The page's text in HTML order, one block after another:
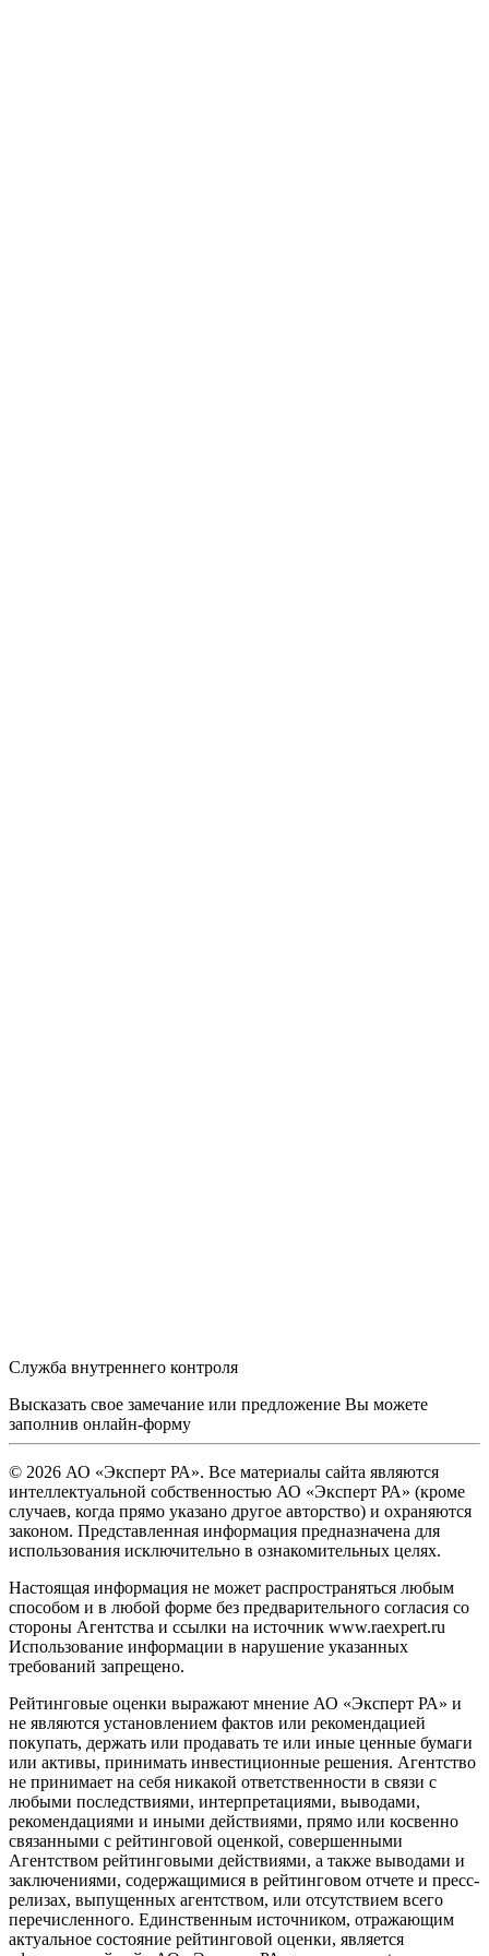
Служба внутреннего контроля
Высказать свое замечание или предложение Вы можете
заполнив онлайн-форму
© 2026 АО «Эксперт РА». Все материалы сайта являются
интеллектуальной собственностью АО «Эксперт РА» (кроме
случаев, когда прямо указано другое авторство) и охраняются
законом. Представленная информация предназначена для
использования исключительно в ознакомительных целях.
Настоящая информация не может распространяться любым
способом и в любой форме без предварительного согласия со
стороны Агентства и ссылки на источник www.raexpert.ru
Использование информации в нарушение указанных
требований запрещено.
Рейтинговые оценки выражают мнение АО «Эксперт РА» и
не являются установлением фактов или рекомендацией
покупать, держать или продавать те или иные ценные бумаги
или активы, принимать инвестиционные решения. Агентство
не принимает на себя никакой ответственности в связи с
любыми последствиями, интерпретациями, выводами,
рекомендациями и иными действиями, прямо или косвенно
связанными с рейтинговой оценкой, совершенными
Агентством рейтинговыми действиями, а также выводами и
заключениями, содержащимися в рейтинговом отчете и пресс-
релизах, выпущенных агентством, или отсутствием всего
перечисленного. Единственным источником, отражающим
актуальное состояние рейтинговой оценки, является